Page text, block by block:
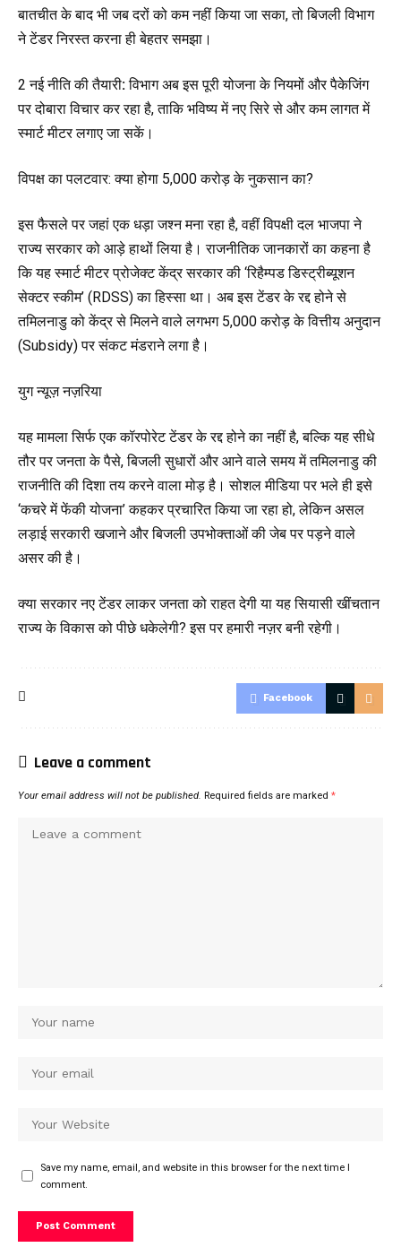
बातचीत के बाद भी जब दरों को कम नहीं किया जा सका, तो बिजली विभाग
ने टेंडर निरस्त करना ही बेहतर समझा।
2 नई नीति की तैयारी:विभाग अब इस पूरी योजना के नियमों और पैकेजिंग
पर दोबारा विचार कर रहा है, ताकि भविष्य में नए सिरे से और कम लागत में
स्मार्ट मीटर लगाए जा सकें।
विपक्ष का पलटवार: क्या होगा ₹5,000 करोड़ के नुकसान का?
इस फैसले पर जहां एक धड़ा जश्न मना रहा है, वहीं विपक्षी दल भाजपा ने
राज्य सरकार को आड़े हाथों लिया है। राजनीतिक जानकारों का कहना है
कि यह स्मार्ट मीटर प्रोजेक्ट केंद्र सरकार की ‘रिहैम्पड डिस्ट्रीब्यूशन
सेक्टर स्कीम’ (RDSS) का हिस्सा था। अब इस टेंडर के रद्द होने से
तमिलनाडु को केंद्र से मिलने वाले लगभग ₹5,000 करोड़ के वित्तीय अनुदान
(Subsidy) पर संकट मंडराने लगा है।
युग न्यूज़ नज़रिया
यह मामला सिर्फ एक कॉरपोरेट टेंडर के रद्द होने का नहीं है, बल्कि यह सीधे
तौर पर जनता के पैसे, बिजली सुधारों और आने वाले समय में तमिलनाडु की
राजनीति की दिशा तय करने वाला मोड़ है। सोशल मीडिया पर भले ही इसे
‘कचरे में फेंकी योजना’ कहकर प्रचारित किया जा रहा हो, लेकिन असल
लड़ाई सरकारी खजाने और बिजली उपभोक्ताओं की जेब पर पड़ने वाले
असर की है।
क्या सरकार नए टेंडर लाकर जनता को राहत देगी या यह सियासी खींचतान
राज्य के विकास को पीछे धकेलेगी? इस पर हमारी नज़र बनी रहेगी।
Facebook
Leave a comment
Your email address will not be published. Required fields are marked *
Save my name, email, and website in this browser for the next time I
comment.